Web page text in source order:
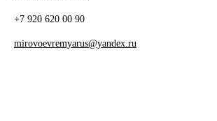
+7 920 620 00 90
mirovoevremyarus@yandex.ru